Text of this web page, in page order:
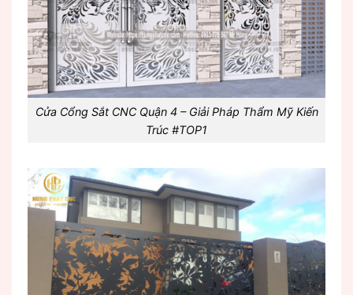
Cửa Cổng Sắt CNC Quận 4 – Giải Pháp Thẩm Mỹ Kiến
Trúc #TOP1